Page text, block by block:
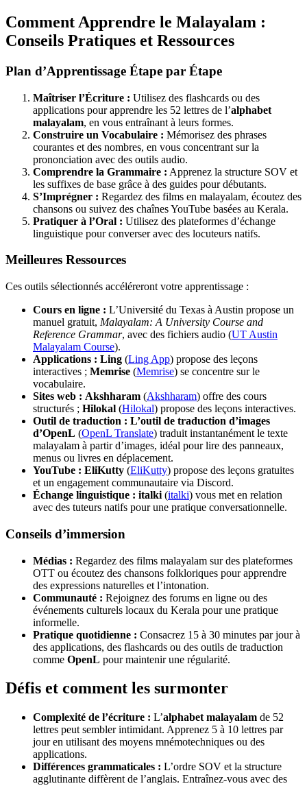
Comment Apprendre le Malayalam :
Conseils Pratiques et Ressources
Plan d’Apprentissage Étape par Étape
Maîtriser l’Écriture : Utilisez des flashcards ou des
applications pour apprendre les 52 lettres de l’alphabet
malayalam, en vous entraînant à leurs formes.
Construire un Vocabulaire : Mémorisez des phrases
courantes et des nombres, en vous concentrant sur la
prononciation avec des outils audio.
Comprendre la Grammaire : Apprenez la structure SOV et
les suffixes de base grâce à des guides pour débutants.
S’Imprégner : Regardez des films en malayalam, écoutez des
chansons ou suivez des chaînes YouTube basées au Kerala.
Pratiquer à l’Oral : Utilisez des plateformes d’échange
linguistique pour converser avec des locuteurs natifs.
Meilleures Ressources
Ces outils sélectionnés accéléreront votre apprentissage :
Cours en ligne : L’Université du Texas à Austin propose un
manuel gratuit, Malayalam: A University Course and
Reference Grammar, avec des fichiers audio (UT Austin
Malayalam Course).
Applications : Ling (Ling App) propose des leçons
interactives ; Memrise (Memrise) se concentre sur le
vocabulaire.
Sites web : Akshharam (Akshharam) offre des cours
structurés ; Hilokal (Hilokal) propose des leçons interactives.
Outil de traduction : L’outil de traduction d’images
d’OpenL (OpenL Translate) traduit instantanément le texte
malayalam à partir d’images, idéal pour lire des panneaux,
menus ou livres en déplacement.
YouTube : EliKutty (EliKutty) propose des leçons gratuites
et un engagement communautaire via Discord.
Échange linguistique : italki (italki) vous met en relation
avec des tuteurs natifs pour une pratique conversationnelle.
Conseils d’immersion
Médias : Regardez des films malayalam sur des plateformes
OTT ou écoutez des chansons folkloriques pour apprendre
des expressions naturelles et l’intonation.
Communauté : Rejoignez des forums en ligne ou des
événements culturels locaux du Kerala pour une pratique
informelle.
Pratique quotidienne : Consacrez 15 à 30 minutes par jour à
des applications, des flashcards ou des outils de traduction
comme OpenL pour maintenir une régularité.
Défis et comment les surmonter
Complexité de l’écriture : L’alphabet malayalam de 52
lettres peut sembler intimidant. Apprenez 5 à 10 lettres par
jour en utilisant des moyens mnémotechniques ou des
applications.
Différences grammaticales : L’ordre SOV et la structure
agglutinante diffèrent de l’anglais. Entraînez-vous avec des